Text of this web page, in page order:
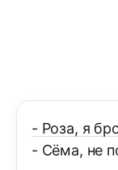
- Роза, я
- Сёма, не